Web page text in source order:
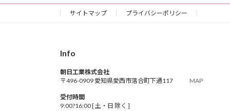
ペ
ジ
送
り
サイトマップ プライバシーポリシー
Info
朝日工業株式会社
〒496-0909 愛知県愛西市落合町下通117
MAP
受付時間
9:00?16:00 [ 土・日 除く ]